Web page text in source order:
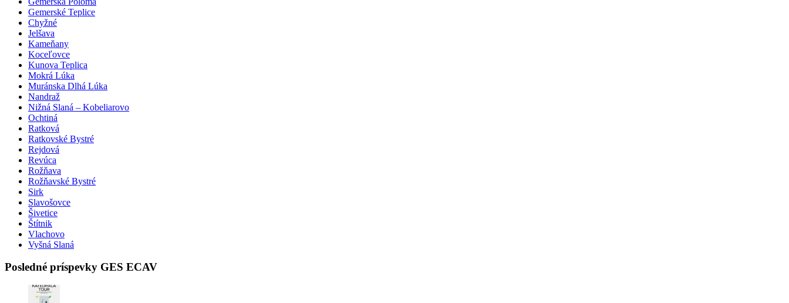
Gemerské Teplice
Chyžné
Jelšava
Kameňany
Koceľovce
Kunova Teplica
Mokrá Lúka
Muránska Dlhá Lúka
Nandraž
Nižná Slaná – Kobeliarovo
Ochtiná
Ratková
Ratkovské Bystré
Rejdová
Revúca
Rožňava
Rožňavské Bystré
Sirk
Slavošovce
Šivetice
Štítnik
Vlachovo
Vyšná Slaná
Posledné príspevky GES ECAV